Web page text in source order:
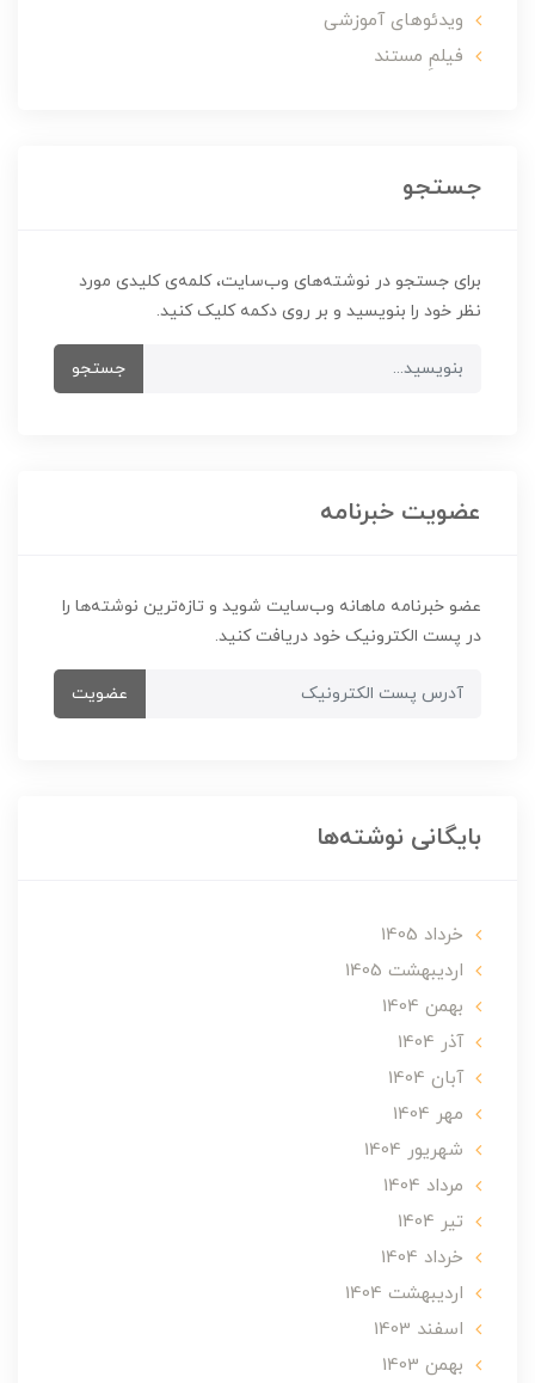
ویدئوهای آموزشی
فیلمِ مستند
جستجو
برای جستجو در نوشته‌های وب‌سایت، کلمه‌ی کلیدی مورد
نظر خود را بنویسید و بر روی دکمه کلیک کنید.
جستجو
عضویت خبرنامه
عضو خبرنامه ماهانه وب‌سایت شوید و تازه‌ترین نوشته‌ها را
در پست الکترونیک خود دریافت کنید.
عضویت
بایگانی نوشته‌ها
خرداد 1405
ارديبهشت 1405
بهمن 1404
آذر 1404
آبان 1404
مهر 1404
شهریور 1404
مرداد 1404
تير 1404
خرداد 1404
ارديبهشت 1404
اسفند 1403
بهمن 1403